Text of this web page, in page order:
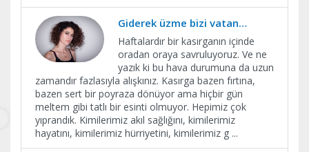
Giderek üzme bizi vatan…
Haftalardır bir kasırganın içinde
oradan oraya savruluyoruz. Ve ne
yazık ki bu hava durumuna da uzun
zamandır fazlasıyla alışkınız. Kasırga bazen fırtına,
bazen sert bir poyraza dönüyor ama hiçbir gün
meltem gibi tatlı bir esinti olmuyor. Hepimiz çok
yıprandık. Kimilerimiz akıl sağlığını, kimilerimiz
hayatını, kimilerimiz hürriyetini, kimilerimiz g ...